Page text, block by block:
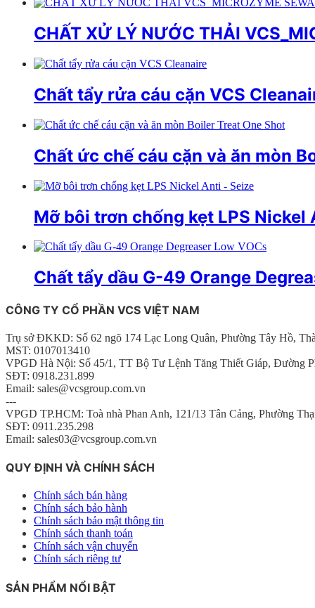
CHẤT XỬ LÝ NƯỚC THẢI
Chất tẩy rửa cáu cặn VCS
Chất ức chế cáu cặn và ăn mòn
Mỡ bôi trơn chống kẹt LPS Nickel
Chất tẩy dầu G-49 Orange
CÔNG TY CỔ PHẦN VCS VIỆT NAM
Trụ sở ĐKKD: Số 62 ngõ 174 Lạc Long Quân, Phường Tây Hồ,
MST: 0107013410
VPGD Hà Nội: Số 45/1, TT Bộ Tư Lệnh Tăng Thiết Giáp, Đường
SĐT: 0918.231.899
Email: sales@vcsgroup.com.vn
---
VPGD TP.HCM: Toà nhà Phan Anh, 121/13 Tân Cảng, Phường
SĐT: 0911.235.298
Email: sales03@vcsgroup.com.vn
QUY ĐỊNH VÀ CHÍNH SÁCH
Chính sách bán hàng
Chính sách bảo hành
Chính sách bảo mật thông tin
Chính sách thanh toán
Chính sách vận chuyển
Chính sách riêng tư
SẢN PHẨM NỔI BẬT